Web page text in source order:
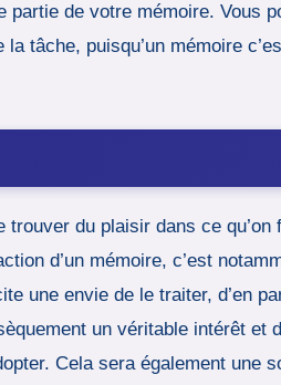
partie de votre mémoire. Vous
la tâche, puisqu’un mémoire
trouver du plaisir dans ce
d’un mémoire, c’est
une envie de le traiter, d’en
un véritable intérêt
Cela sera également une